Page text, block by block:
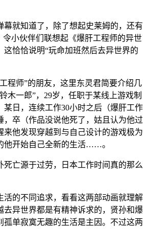
幕就知道了，除了想起史莱姆的，还有
令小伙伴们联想起《爆肝工程师的异世
这恰恰说明“玩命加班然后去异世界的
程师”的朋友，这里东灵君简要介绍几
木一郎”，29岁，任职于某线上游戏制
某日，连续工作30小时之后（爆肝工作
，卒（作品没说他死了，姑且认为他过
来他发现穿越到与自己设计的游戏极为
他开始自己全新的生活……。
活的不同追求，看看这两部动画就理解
去异世界都是有精神诉求的，贤孙和爆
孤单寂寞无趣的生活是主因。不过这两